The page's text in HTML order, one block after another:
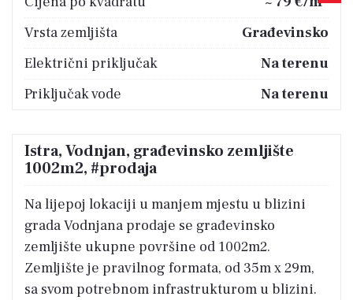
Vrsta zemljišta
Građevinsko
Električni priključak
Na terenu
Priključak vode
Na terenu
Istra, Vodnjan, građevinsko zemljište
1002m2, #prodaja
Na lijepoj lokaciji u manjem mjestu u blizini
grada Vodnjana prodaje se građevinsko
zemljište ukupne površine od 1002m2.
Zemljište je pravilnog formata, od 35m x 29m,
sa svom potrebnom infrastrukturom u blizini.